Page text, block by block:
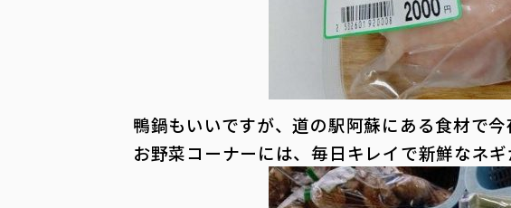
鴨鍋もいいですが、道の駅阿蘇にある食材で
お野菜コーナーには、毎日キレイで新鮮なネギ